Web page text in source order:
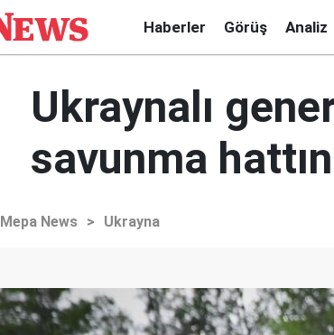
Haberler Görüş Analiz
Ukraynalı
savunma
Mepa News > Ukrayna